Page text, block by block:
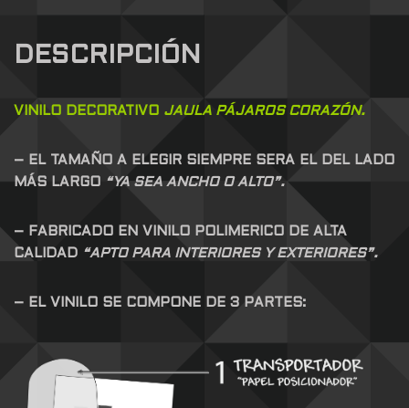
DESCRIPCIÓN
VINILO DECORATIVO JAULA PÁJAROS CORAZÓN.
– EL TAMAÑO A ELEGIR SIEMPRE SERA EL DEL LADO
MÁS LARGO “YA SEA ANCHO O ALTO”.
– FABRICADO EN VINILO POLIMERICO DE ALTA
CALIDAD “APTO PARA INTERIORES Y EXTERIORES”.
– EL VINILO SE COMPONE DE 3 PARTES: